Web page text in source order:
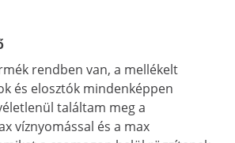
rendben van, a mellékelt
és elosztók mindenképpen
találtam meg a
víznyomással és a max